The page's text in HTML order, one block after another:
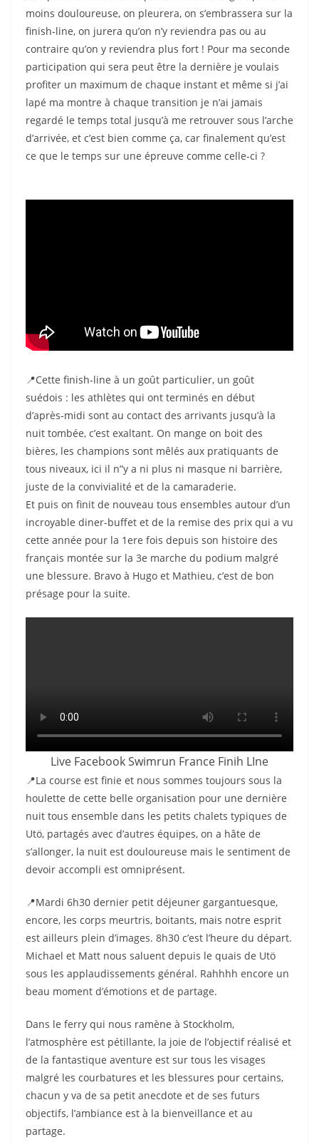
moins douloureuse, on pleurera, on s’embrassera sur la
finish-line, on jurera qu’on n’y reviendra pas ou au
contraire qu’on y reviendra plus fort ! Pour ma seconde
participation qui sera peut être la dernière je voulais
profiter un maximum de chaque instant et même si j’ai
lapé ma montre à chaque transition je n’ai jamais
regardé le temps total jusqu’à me retrouver sous l’arche
d’arrivée, et c’est bien comme ça, car finalement qu’est
ce que le temps sur une épreuve comme celle-ci ?
📍Cette finish-line à un goût particulier, un goût
suédois : les athlètes qui ont terminés en début
d’après-midi sont au contact des arrivants jusqu’à la
nuit tombée, c’est exaltant. On mange on boit des
bières, les champions sont mêlés aux pratiquants de
tous niveaux, ici il n”y a ni plus ni masque ni barrière,
juste de la convivialité et de la camaraderie.
Et puis on finit de nouveau tous ensembles autour d’un
incroyable diner-buffet et de la remise des prix qui a vu
cette année pour la 1ere fois depuis son histoire des
français montée sur la 3e marche du podium malgré
une blessure. Bravo à Hugo et Mathieu, c’est de bon
présage pour la suite.
Live Facebook Swimrun France Finih LIne
📍La course est finie et nous sommes toujours sous la
houlette de cette belle organisation pour une dernière
nuit tous ensemble dans les petits chalets typiques de
Utö, partagés avec d’autres équipes, on a hâte de
s’allonger, la nuit est douloureuse mais le sentiment de
devoir accompli est omniprésent.
📍Mardi 6h30 dernier petit déjeuner gargantuesque,
encore, les corps meurtris, boitants, mais notre esprit
est ailleurs plein d’images. 8h30 c’est l’heure du départ.
Michael et Matt nous saluent depuis le quais de Utö
sous les applaudissements général. Rahhhh encore un
beau moment d’émotions et de partage.
Dans le ferry qui nous ramène à Stockholm,
l’atmosphère est pétillante, la joie de l’objectif réalisé et
de la fantastique aventure est sur tous les visages
malgré les courbatures et les blessures pour certains,
chacun y va de sa petit anecdote et de ses futurs
objectifs, l’ambiance est à la bienveillance et au
partage.